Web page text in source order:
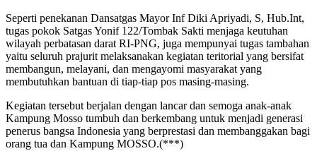
Seperti penekanan Dansatgas Mayor Inf Diki Apriyadi, S, Hub.Int,
tugas pokok Satgas Yonif 122/Tombak Sakti menjaga keutuhan
wilayah perbatasan darat RI-PNG, juga mempunyai tugas tambahan
yaitu seluruh prajurit melaksanakan kegiatan teritorial yang bersifat
membangun, melayani, dan mengayomi masyarakat yang
membutuhkan bantuan di tiap-tiap pos masing-masing.
Kegiatan tersebut berjalan dengan lancar dan semoga anak-anak
Kampung Mosso tumbuh dan berkembang untuk menjadi generasi
penerus bangsa Indonesia yang berprestasi dan membanggakan bagi
orang tua dan Kampung MOSSO.(***)